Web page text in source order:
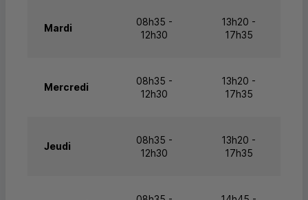
Mardi
08h35 -
12h30
13h20 -
17h35
Mercredi
08h35 -
12h30
13h20 -
17h35
Jeudi
08h35 -
12h30
13h20 -
17h35